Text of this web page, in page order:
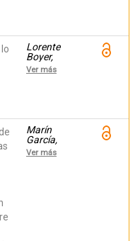
Jover,
Patricia;
Gómez
Moreno,
Bernabé;
Gómez,
José; Marín
García,
Teresa
Lorente
Boyer,
Miguel;
Marín
Chiarlones,
Elisa;
Maldonado
Gómez,
José;
Ver más
Marín
García,
Teresa;
Lozano
Ver más